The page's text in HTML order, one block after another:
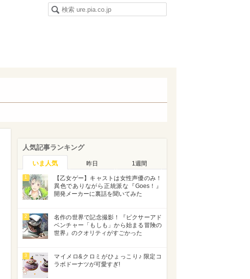
人気記事ランキング
いま人気 昨日 1週間
1
【乙女ゲー】キャストは女性声優のみ！
異色でありながら正統派な『Goes！』
開発メーカーに裏話を聞いてみた
2
名作の世界で記念撮影！『ピクサーアド
ベンチャー「もしも」から始まる冒険の
世界』のクオリティがすごかった
3
マイメロ&クロミがひょっこり♪ 限定コ
ラボドーナツが可愛すぎ!